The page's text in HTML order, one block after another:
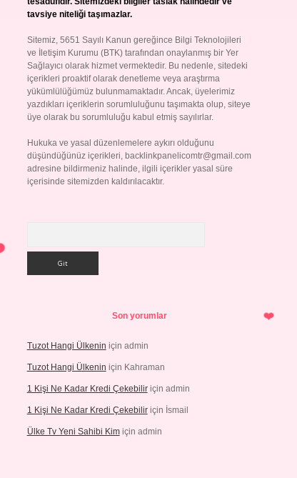
tavsiye niteliği taşımazlar.
Sitemiz, 5651 Sayılı Kanun gereğince Bilgi Teknolojileri
ve İletişim Kurumu (BTK) tarafından onaylanmış bir Yer
Sağlayıcı olarak hizmet vermektedir. Bu nedenle, sitedeki
içerikleri proaktif olarak denetleme veya araştırma
yükümlülüğümüz bulunmamaktadır. Ancak, üyelerimiz
yazdıkları içeriklerin sorumluluğunu taşımakta olup, siteye
üye olarak bu sorumluluğu kabul etmiş sayılırlar.
Hukuka ve yasal düzenlemelere aykırı olduğunu
düşündüğünüz içerikleri, backlinkpanelicomtr@gmail.com
adresine bildirmeniz halinde, ilgili içerikler yasal süre
içerisinde sitemizden kaldırılacaktır.
Son yorumlar
Tuzot Hangi Ülkenin için admin
Tuzot Hangi Ülkenin için Kahraman
1 Kişi Ne Kadar Kredi Çekebiliriçin admin
1 Kişi Ne Kadar Kredi Çekebiliriçin İsmail
Ülke Tv Yeni Sahibi Kimiçin admin